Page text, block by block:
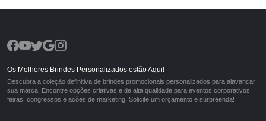
Os Melhores Brindes Personalizados estão Aqui!
Descubra a coleção definitiva de brindes promocionais personalizados para alavancar
sua marca. Encontre opções criativas e de alta qualidade para eventos corporativos,
feiras, congressos e ações de marketing. Solicite um orçamento e surpreenda!